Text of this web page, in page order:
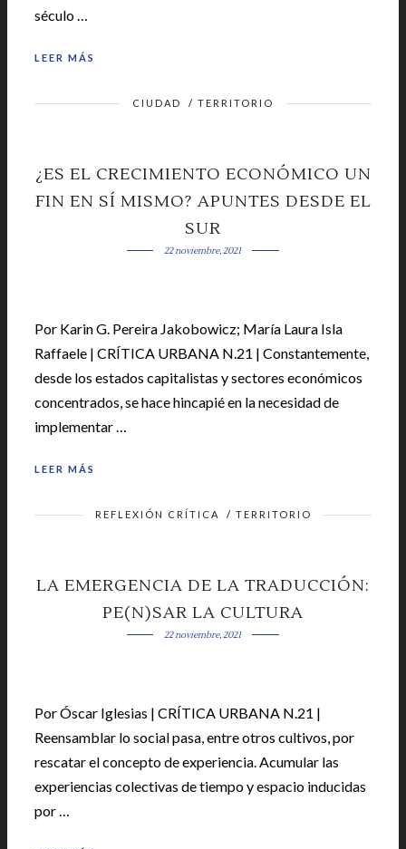
século …
LEER MÁS
CIUDAD / TERRITORIO
¿ES EL CRECIMIENTO ECONÓMICO UN
FIN EN SÍ MISMO? APUNTES DESDE EL
SUR
22 noviembre, 2021
Por Karin G. Pereira Jakobowicz; María Laura Isla
Raffaele | CRÍTICA URBANA N.21 | Constantemente,
desde los estados capitalistas y sectores económicos
concentrados, se hace hincapié en la necesidad de
implementar …
LEER MÁS
REFLEXIÓN CRÍTICA / TERRITORIO
LA EMERGENCIA DE LA TRADUCCIÓN:
PE(N)SAR LA CULTURA
22 noviembre, 2021
Por Óscar Iglesias | CRÍTICA URBANA N.21 |
Reensamblar lo social pasa, entre otros cultivos, por
rescatar el concepto de experiencia. Acumular las
experiencias colectivas de tiempo y espacio inducidas
por …